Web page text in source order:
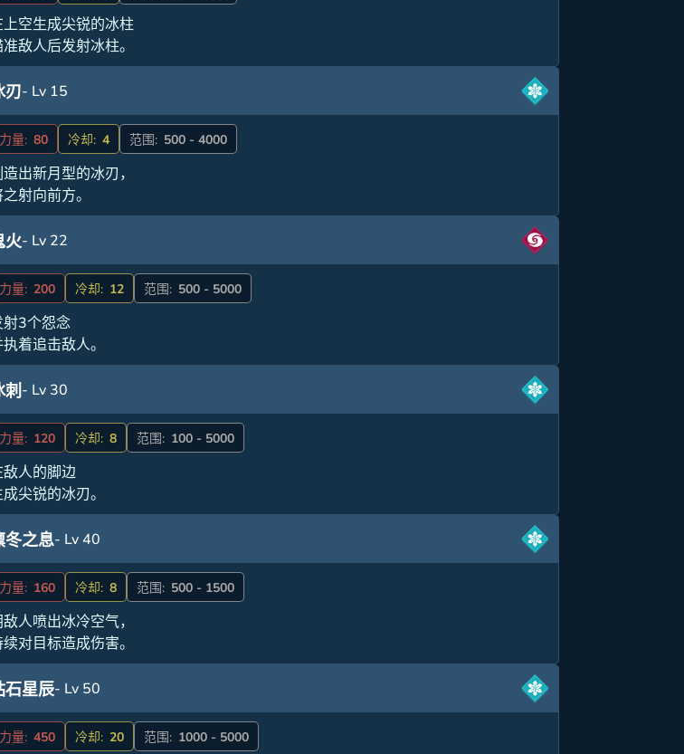
上空生成尖锐的冰柱
准敌人后发射冰柱。
刃- Lv 15
力量: 80 冷却: 4 范围: 500 - 4000
出新月型的冰刃，
射向前方。
火- Lv 22
力量: 200 冷却: 12 范围: 500 - 5000
射3个怨念
着追击敌人。
刺- Lv 30
力量: 120 冷却: 8 范围: 100 - 5000
敌人的脚边
尖锐的冰刃。
冬之息- Lv 40
力量: 160 冷却: 8 范围: 500 - 1500
人喷出冰冷空气，
对目标造成伤害。
石星辰- Lv 50
力量: 450 冷却: 20 范围: 1000 - 5000